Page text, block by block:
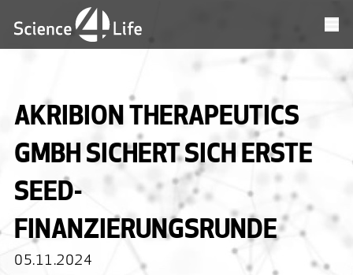
AKRIBION THERAPEUTICS
GMBH SICHERT SICH ERSTE
SEED-
FINANZIERUNGSRUNDE
05.11.2024